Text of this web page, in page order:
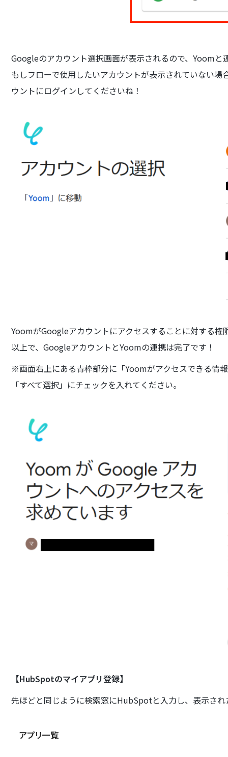
Googleのアカウント選択画面が表示されるので、Yoom
もしフローで使用したいアカウントが表示されていない
ウントにログインしてくださいね！
YoomがGoogleアカウントにアクセスすることに対する
以上で、GoogleアカウントとYoomの連携は完了です！
※画面右上にある青枠部分に「Yoomがアクセスできる情
「すべて選択」にチェックを入れてください。
【HubSpotのマイアプリ登録】
先ほどと同じように検索窓にHubSpotと入力し、表示さ